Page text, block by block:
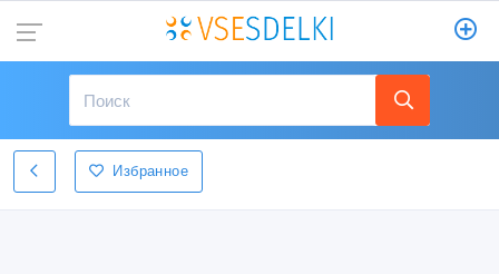
Избранное